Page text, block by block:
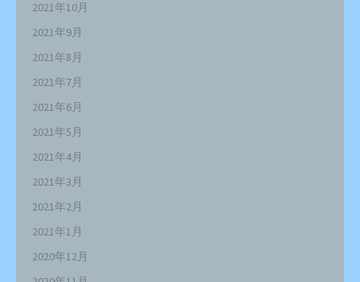
2021年10月
2021年9月
2021年8月
2021年7月
2021年6月
2021年5月
2021年4月
2021年3月
2021年2月
2021年1月
2020年12月